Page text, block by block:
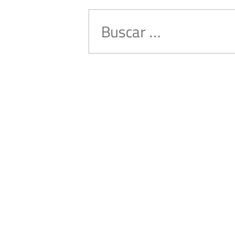
Buscar: